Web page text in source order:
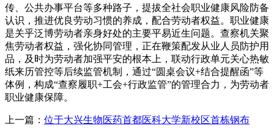
传、公共办事平台等多种路子，提拔全社会职业健康风险防备
认识，推进优良劳动习惯的养成，配合劳动者权益。职业健康
是关乎泛博劳动者亲身好处的主要平易近生问题。查察机关聚
焦劳动者权益，强化协同管理，正在鞭策配发从业人员防护用
品，及时为劳动者加强平安的根本上，联动行政单元关心热敏
纸来历管控等后续监管机制，通过“圆桌会议+结合提醒函”等
体例，构成“查察履职+工会+行政监管”的管理合力，为劳动者
职业健康保障。
上一篇： 位于大兴生物医药首都医科大学新校区首栋钢布